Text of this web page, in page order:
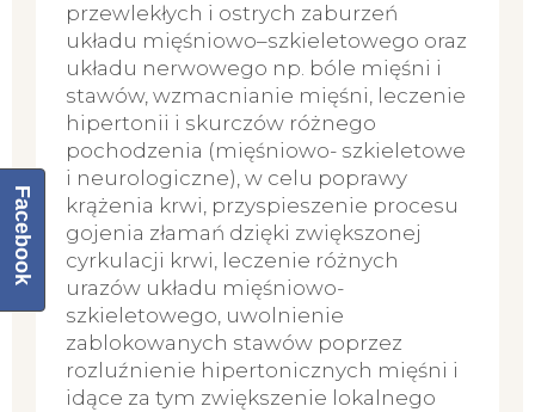
przewlekłych i ostrych zaburzeń
układu mięśniowo–szkieletowego oraz
układu nerwowego np. bóle mięśni i
stawów, wzmacnianie mięśni, leczenie
hipertonii i skurczów różnego
pochodzenia (mięśniowo- szkieletowe
i neurologiczne), w celu poprawy
krążenia krwi, przyspieszenie procesu
gojenia złamań dzięki zwiększonej
cyrkulacji krwi, leczenie różnych
urazów układu mięśniowo-
szkieletowego, uwolnienie
zablokowanych stawów poprzez
rozluźnienie hipertonicznych mięśni i
idące za tym zwiększenie lokalnego
Facebook